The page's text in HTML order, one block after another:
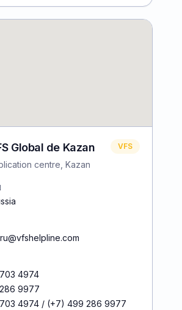
Global de Kazan
centre, Kazan
VFS
4974
9977
4974 / (+7) 499 286 9977